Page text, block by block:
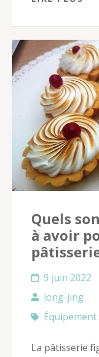
Quels
à avoir
9 juin 2022
long-jing
Équipement
La pâtisserie